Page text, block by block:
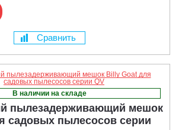
Сравнить
В наличии на складе
пылезадерживающий мешок
садовых пылесосов серии